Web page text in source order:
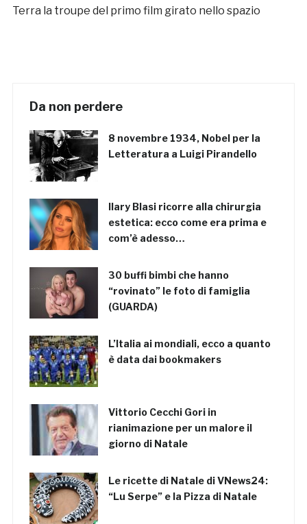
Terra la troupe del primo film girato nello spazio
Da non perdere
8 novembre 1934, Nobel per la
Letteratura a Luigi Pirandello
Ilary Blasi ricorre alla chirurgia
estetica: ecco come era prima e
com’è adesso…
30 buffi bimbi che hanno
“rovinato” le foto di famiglia
(GUARDA)
L’Italia ai mondiali, ecco a quanto
è data dai bookmakers
Vittorio Cecchi Gori in
rianimazione per un malore il
giorno di Natale
Le ricette di Natale di VNews24:
“Lu Serpe” e la Pizza di Natale